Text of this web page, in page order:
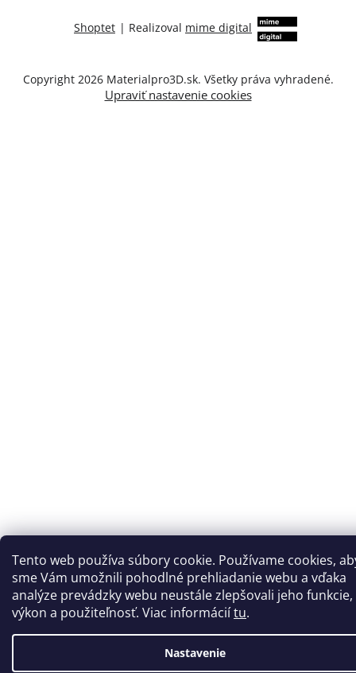
Tento web používa súbory cookie. Používame cookies,
sme Vám umožnili pohodlné prehliadanie webu a vďaka
analýze prevádzky webu neustále zlepšovali jeho funkcie,
výkon a použiteľnosť. Viac informáciítu.
Nastavenie
Shoptet | Realizoval mime digital
Copyright 2026 Materialpro3D.sk. Všetky práva vyhradené.
Upraviť nastavenie cookies